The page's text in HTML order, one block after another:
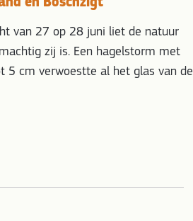
van 27 op 28 juni liet de natuur
zij is. Een hagelstorm met
5 cm verwoestte al het glas van de